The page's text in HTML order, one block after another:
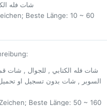
شات فله
Beste Länge: 10 ~ 60
:
شات فله الكتابي , للجوال , شات
السوبر , شات بدون تسجيل او
Beste Länge: 50 ~ 160